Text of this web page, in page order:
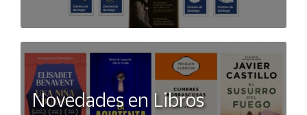
Novedades en Libros